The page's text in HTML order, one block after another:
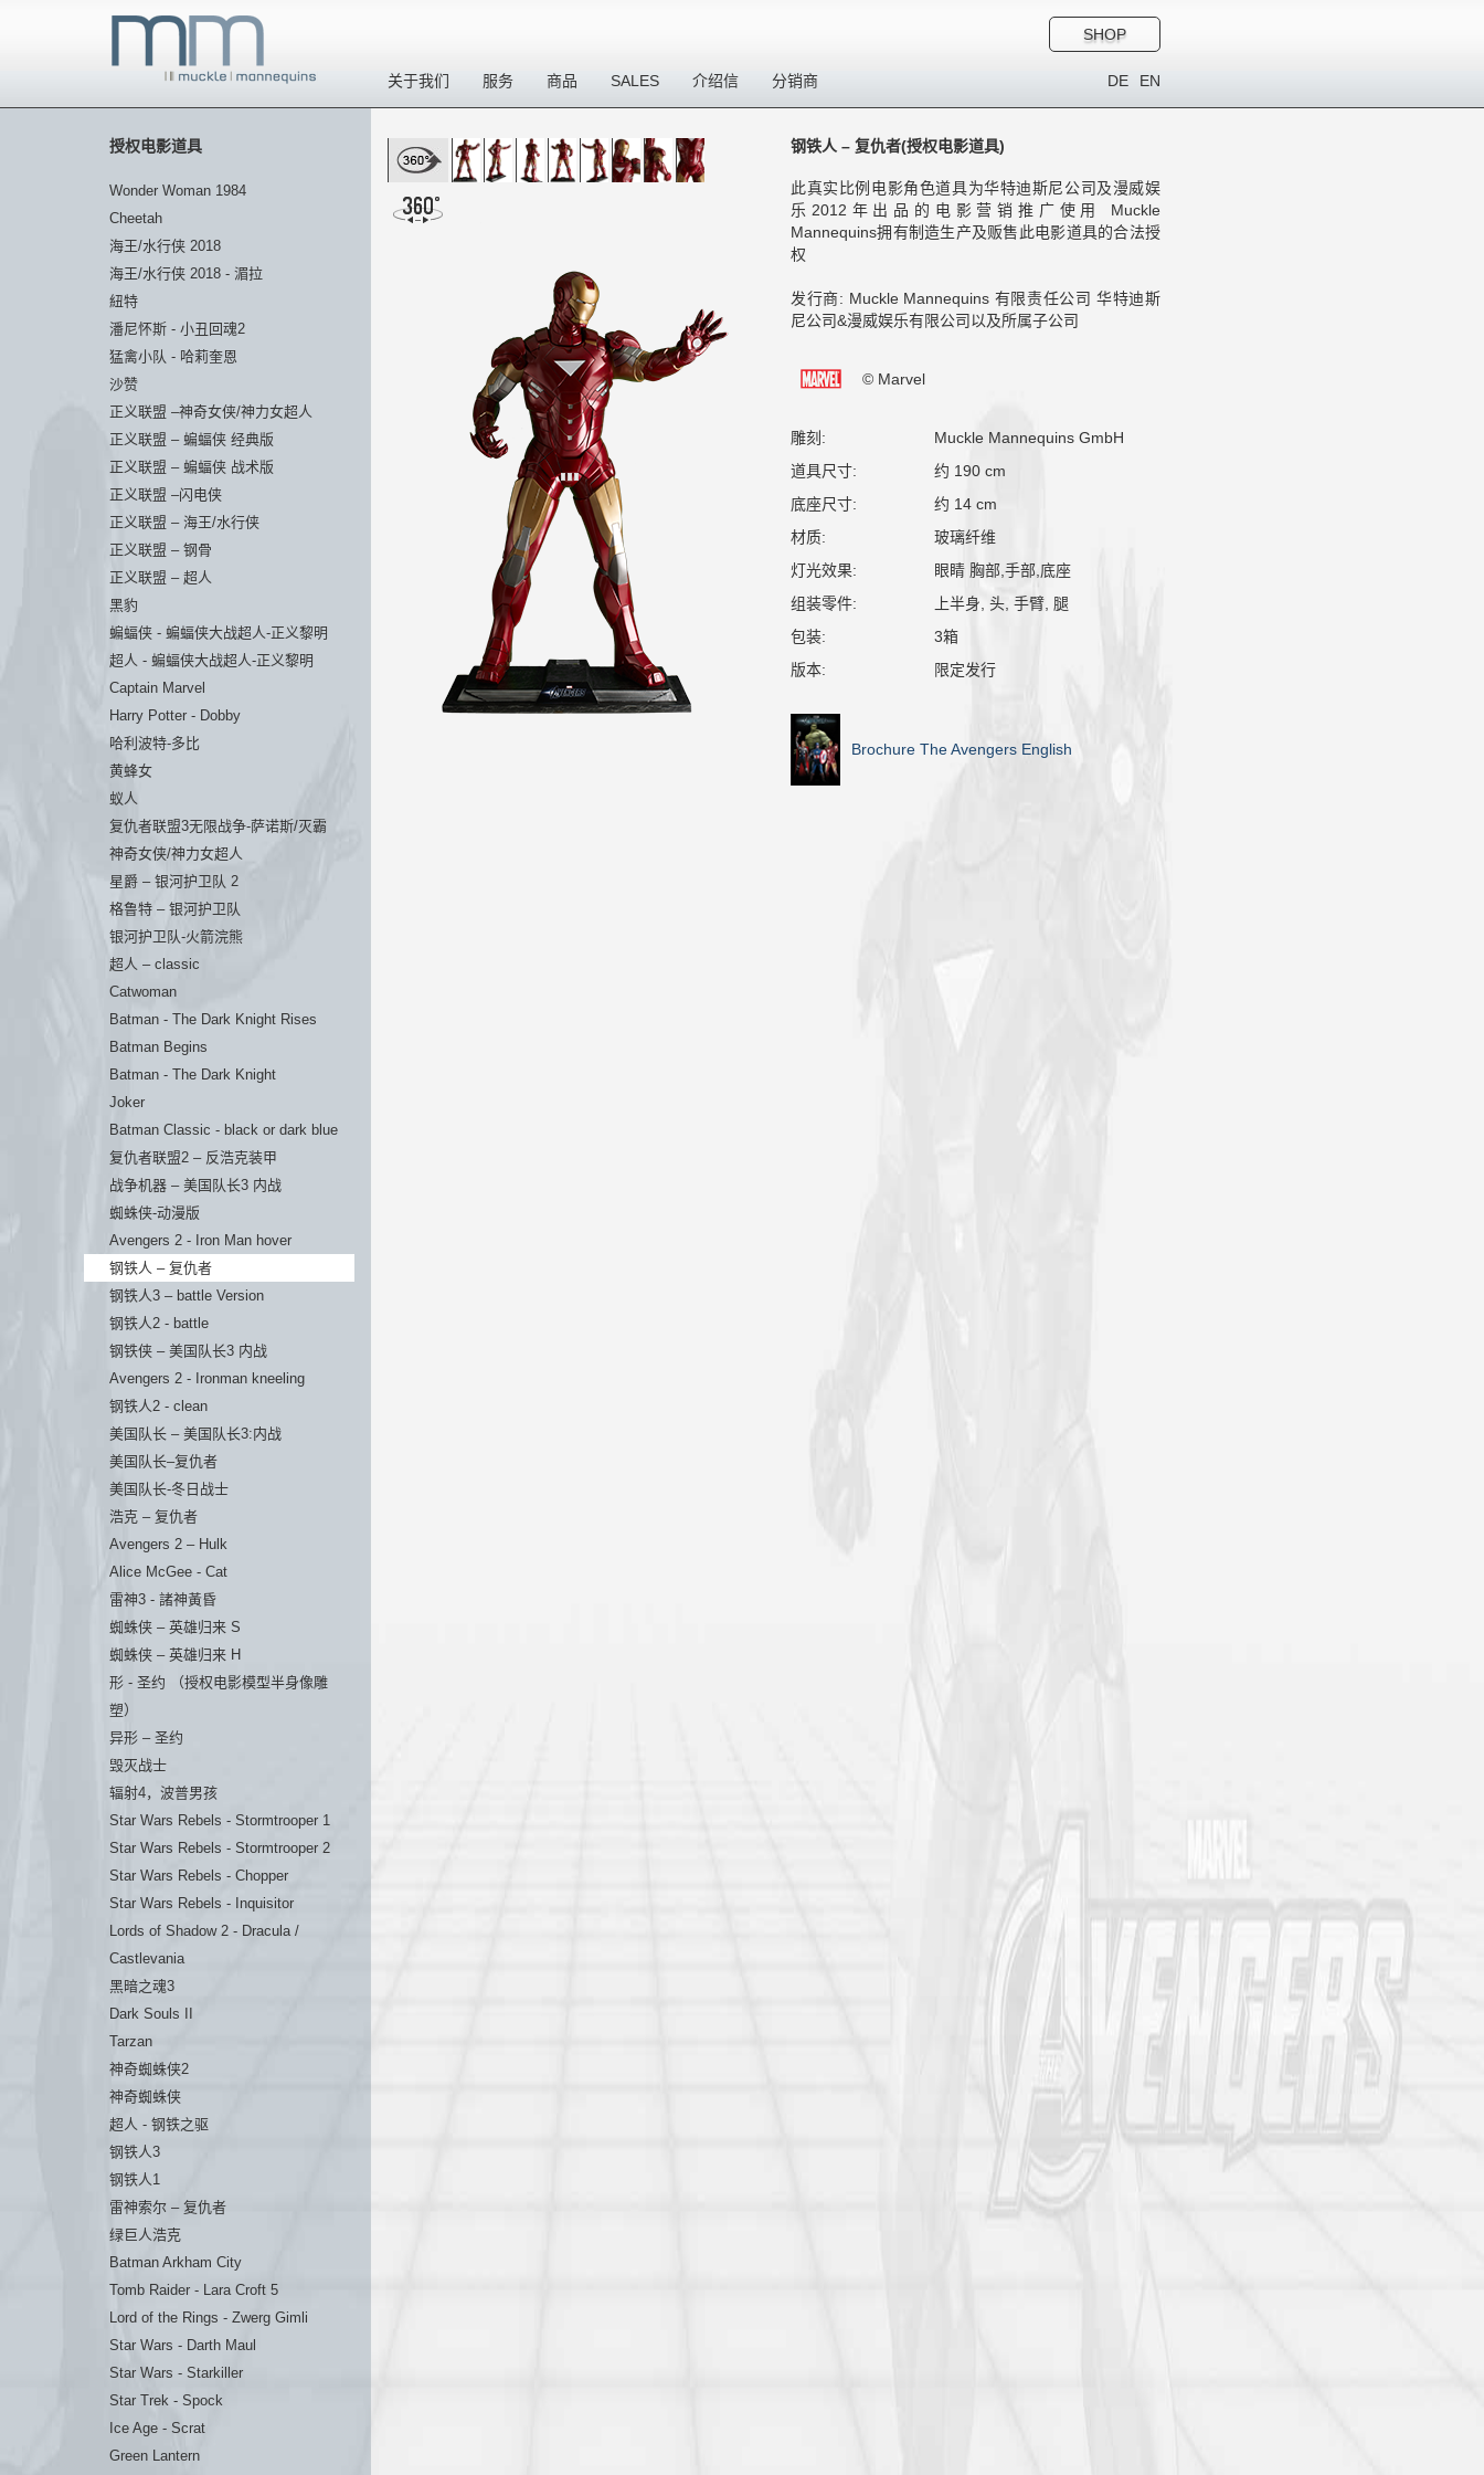
关于我们 服务 商品 SALES 介绍信 分销商 DE EN
SHOP
授权电影道具
Wonder Woman 1984
Cheetah
海王/水行侠 2018
海王/水行侠 2018 - 湄拉
紐特
潘尼怀斯 - 小丑回魂2
猛禽小队 - 哈莉奎恩
沙赞
正义联盟 –神奇女侠/神力女超人
正义联盟 – 蝙蝠侠 经典版
正义联盟 – 蝙蝠侠 战术版
正义联盟 –闪电侠
正义联盟 – 海王/水行侠
正义联盟 – 钢骨
正义联盟 – 超人
黑豹
蝙蝠侠 - 蝙蝠侠大战超人-正义黎明
超人 - 蝙蝠侠大战超人-正义黎明
Captain Marvel
Harry Potter - Dobby
哈利波特-多比
黄蜂女
蚁人
复仇者联盟3无限战争-萨诺斯/灭霸
神奇女侠/神力女超人
星爵 – 银河护卫队 2
格鲁特 – 银河护卫队
银河护卫队-火箭浣熊
超人 – classic
Catwoman
Batman - The Dark Knight Rises
Batman Begins
Batman - The Dark Knight
Joker
Batman Classic - black or dark blue
复仇者联盟2 – 反浩克装甲
战争机器 – 美国队长3 内战
蜘蛛侠-动漫版
Avengers 2 - Iron Man hover
钢铁人 – 复仇者
钢铁人3 – battle Version
钢铁人2 - battle
钢铁侠 – 美国队长3 内战
Avengers 2 - Ironman kneeling
钢铁人2 - clean
美国队长 – 美国队长3:内战
美国队长–复仇者
美国队长-冬日战士
浩克 – 复仇者
Avengers 2 – Hulk
Alice McGee - Cat
雷神3 - 諸神黃昏
蜘蛛侠 – 英雄归来 S
蜘蛛侠 – 英雄归来 H
形 - 圣约 （授权电影模型半身像雕
塑）
异形 – 圣约
毁灭战士
辐射4，波普男孩
Star Wars Rebels - Stormtrooper 1
Star Wars Rebels - Stormtrooper 2
Star Wars Rebels - Chopper
Star Wars Rebels - Inquisitor
Lords of Shadow 2 - Dracula /
Castlevania
黑暗之魂3
Dark Souls II
Tarzan
神奇蜘蛛侠2
神奇蜘蛛侠
超人 - 钢铁之驱
钢铁人3
钢铁人1
雷神索尔 – 复仇者
绿巨人浩克
Batman Arkham City
Tomb Raider - Lara Croft 5
Lord of the Rings - Zwerg Gimli
Star Wars - Darth Maul
Star Wars - Starkiller
Star Trek - Spock
Ice Age - Scrat
Green Lantern
钢铁人 – 复仇者(授权电影道具)
此真实比例电影角色道具为华特迪斯尼公司及漫威娱
乐2012年出品的电影营销推广使用 Muckle
Mannequins拥有制造生产及贩售此电影道具的合法授
权
发行商: Muckle Mannequins 有限责任公司 华特迪斯
尼公司&漫威娱乐有限公司以及所属子公司
© Marvel
雕刻:
Muckle Mannequins GmbH
道具尺寸:
约 190 cm
底座尺寸:
约 14 cm
材质:
玻璃纤维
灯光效果:
眼睛 胸部,手部,底座
组装零件:
上半身, 头, 手臂, 腿
包装:
3箱
版本:
限定发行
Brochure The Avengers English